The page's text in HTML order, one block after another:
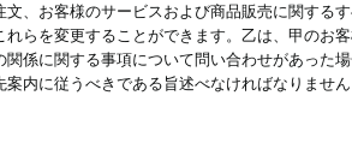
文、お客様のサービスおよび商品販売に関する
れらを変更することができます。乙は、甲のお
関係に関する事項について問い合わせがあった
案内に従うべきである旨述べなければなりませ